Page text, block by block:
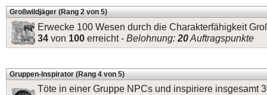
Großwildjäger (Rang 2 von 5)
Erwecke 100 Wesen durch die Charakterfähigkeit
34 von 100 erreicht - Belohnung: 20Auftragspunkte
Gruppen-Inspirator (Rang 4 von 5)
Töte in einer Gruppe NPCs und inspiriere insgesamt